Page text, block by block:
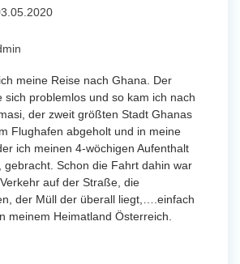
meine Reise nach Ghana. Der
sich problemlos und so kam ich nach
der zweit größten Stadt Ghanas
Flughafen abgeholt und in meine
ich meinen 4-wöchigen Aufenthalt
gebracht. Schon die Fahrt dahin war
auf der Straße, die
der Müll der überall liegt,….einfach
meinem Heimatland Österreich.